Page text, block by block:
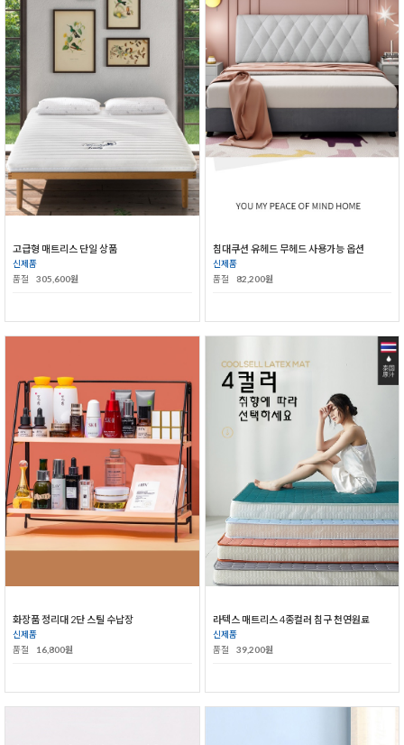
고급형 매트리스 단일 상품
신제품
품절
305,600원
침대쿠션 유헤드 무헤드 사용가능 옵션
신제품
품절
82,200원
화장품 정리대 2단 스틸 수납장
신제품
품절
16,800원
라텍스 매트리스 4종컬러 침구 천연원료
신제품
품절
39,200원